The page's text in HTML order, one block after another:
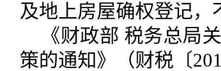
及地上房屋确权登记，
《财政部 税务总局
策的通知》（财税〔